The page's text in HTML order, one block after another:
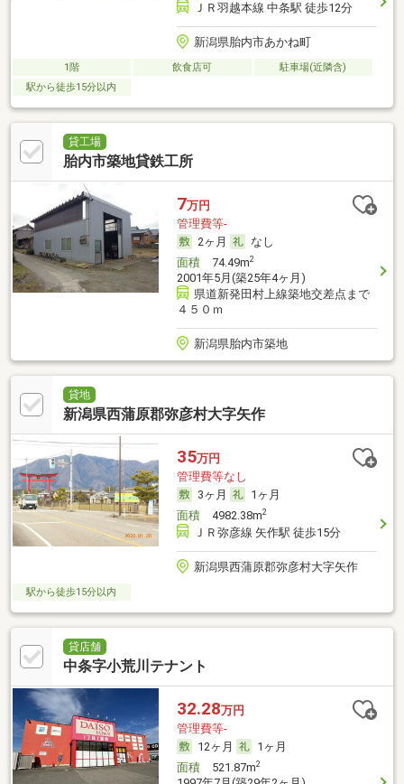
ＪＲ羽越本線 中条駅 徒歩12分
新潟県胎内市あかね町
1階 飲食店可
駐車場(近隣含)
駅から徒歩15分以内
貸工場
胎内市築地貸鉄工所
7万円
管理費等-
2ヶ月
なし
面積74.49m2
2001年5月(築25年4ヶ月)
県道新発田村上線築地交差点まで
４５０ｍ
新潟県胎内市築地
貸地
新潟県西蒲原郡弥彦村大字矢作
35万円
管理費等なし
3ヶ月
1ヶ月
面積4982.38m2
ＪＲ弥彦線 矢作駅 徒歩15分
新潟県西蒲原郡弥彦村大字矢作
駅から徒歩15分以内
貸店舗
中条字小荒川テナント
32.28万円
管理費等-
12ヶ月
1ヶ月
面積521.87m2